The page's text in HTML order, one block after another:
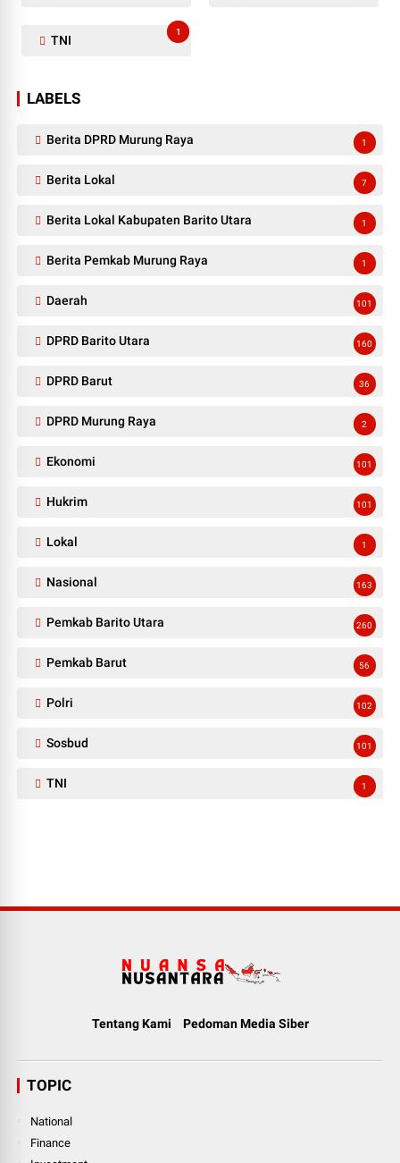
TNI
1
LABELS
Berita DPRD Murung Raya 1
Berita Lokal 7
Berita Lokal Kabupaten Barito Utara 1
Berita Pemkab Murung Raya 1
Daerah 101
DPRD Barito Utara 160
DPRD Barut 36
DPRD Murung Raya 2
Ekonomi 101
Hukrim 101
Lokal 1
Nasional 163
Pemkab Barito Utara 260
Pemkab Barut 56
Polri 102
Sosbud 101
TNI 1
Tentang Kami Pedoman Media Siber
TOPIC
National
Finance